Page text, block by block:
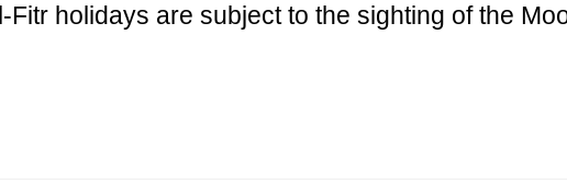
holidays are subject to the sighting of the